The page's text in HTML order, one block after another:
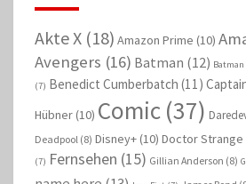
Akte X (18) Amazon Prime (10)
Avengers (16) Batman (12) Batman
(7) Benedict Cumberbatch (11)
Hübner (10) Comic (37)
Deadpool (8) Disney+ (10) Doctor Strange
(7) Fernsehen (15) Gillian Anderson (8)